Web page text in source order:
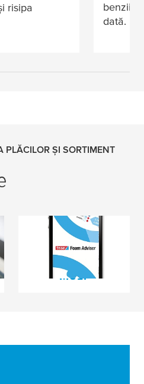
risipa
benzii
dată.
PLĂCILOR ȘI SORTIMENT
Consultant alegere
CITEȘTE MAI
MULT